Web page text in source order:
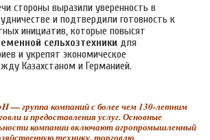
стороны выразили уверенность в
и подтвердили готовность к
инициатив, которые повысят
сельхозтехники для
и укрепят экономическое
Казахстаном и Германией.
— группа компаний с более чем 130-летним
и предоставления услуг. Основные
компании включают агропромышленный
технику, торговлю